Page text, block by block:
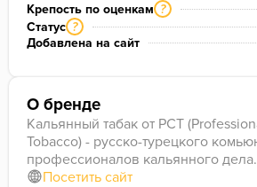
Крепость по оценкам ?
Статус ?
Добавлена на сайт
О бренде
Кальянный табак от PCT
Tobacco) - русско-турецкого
профессионалов кальянного дела.
Посетить сайт